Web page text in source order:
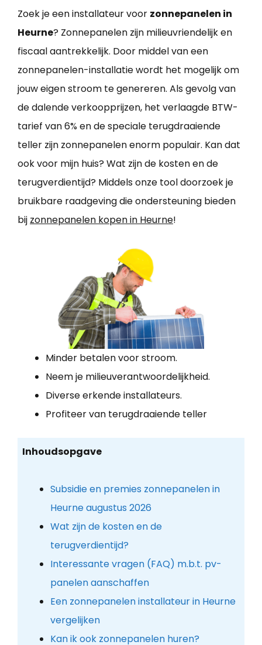
Zoek je een installateur voor zonnepanelen in
Heurne? Zonnepanelen zijn milieuvriendelijk en
fiscaal aantrekkelijk. Door middel van een
zonnepanelen-installatie wordt het mogelijk om
jouw eigen stroom te genereren. Als gevolg van
de dalende verkoopprijzen, het verlaagde BTW-
tarief van 6% en de speciale terugdraaiende
teller zijn zonnepanelen enorm populair. Kan dat
ook voor mijn huis? Wat zijn de kosten en de
terugverdientijd? Middels onze tool doorzoek je
bruikbare raadgeving die ondersteuning bieden
bij zonnepanelen kopen in Heurne!
Minder betalen voor stroom.
Neem je milieuverantwoordelijkheid.
Diverse erkende installateurs.
Profiteer van terugdraaiende teller
Inhoudsopgave
Subsidie en premies zonnepanelen in
Heurne augustus 2026
Wat zijn de kosten en de
terugverdientijd?
Interessante vragen (FAQ) m.b.t. pv-
panelen aanschaffen
Een zonnepanelen installateur in Heurne
vergelijken
Kan ik ook zonnepanelen huren?